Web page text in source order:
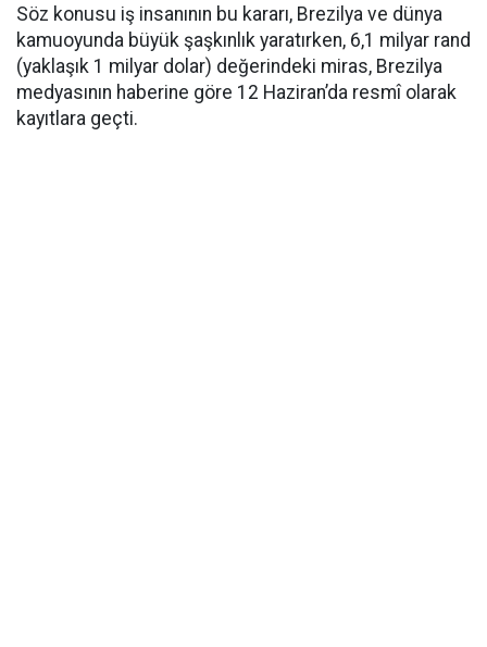
Söz konusu iş insanının bu kararı, Brezilya ve dünya
kamuoyunda büyük şaşkınlık yaratırken, 6,1 milyar rand
(yaklaşık 1 milyar dolar) değerindeki miras, Brezilya
medyasının haberine göre 12 Haziran’da resmî olarak
kayıtlara geçti.